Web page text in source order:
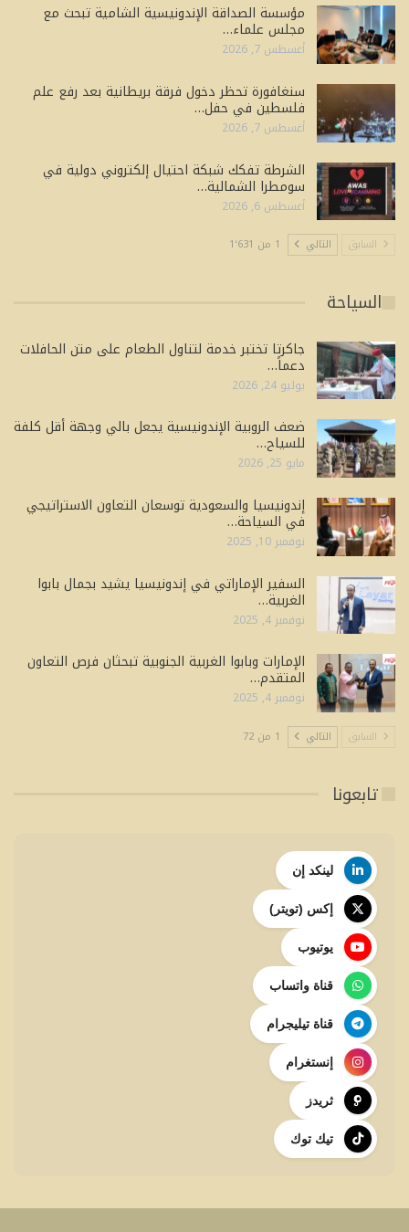
مؤسسة الصداقة الإندونيسية الشامية تبحث مع
مجلس علماء…
أغسطس 7, 2026
سنغافورة تحظر دخول فرقة بريطانية بعد رفع علم
فلسطين في حفل…
أغسطس 7, 2026
الشرطة تفكك شبكة احتيال إلكتروني دولية في
سومطرا الشمالية…
أغسطس 6, 2026
السابق التالي 1 من 1٬631
السياحة
جاكرتا تختبر خدمة لتناول الطعام على متن الحافلات
دعماً…
يوليو 24, 2026
ضعف الروبية الإندونيسية يجعل بالي وجهة أقل كلفة
للسياح…
مايو 25, 2026
إندونيسيا والسعودية توسعان التعاون الاستراتيجي
في السياحة…
نوفمبر 10, 2025
السفير الإماراتي في إندونيسيا يشيد بجمال بابوا
الغربية…
نوفمبر 4, 2025
الإمارات وبابوا الغربية الجنوبية تبحثان فرص التعاون
المتقدم…
نوفمبر 4, 2025
السابق التالي 1 من 72
تابعونا
لينكد إن
إكس (تويتر)
يوتيوب
قناة واتساب
قناة تيليجرام
إنستغرام
ثريدز
تيك توك